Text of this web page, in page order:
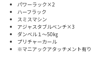
パワーラック×2
ハーフラック
スミスマシン
アジャスタブルベンチ×3
ダンベル１～50㎏
プリチャーカール
※マニアックアタッチメント有り